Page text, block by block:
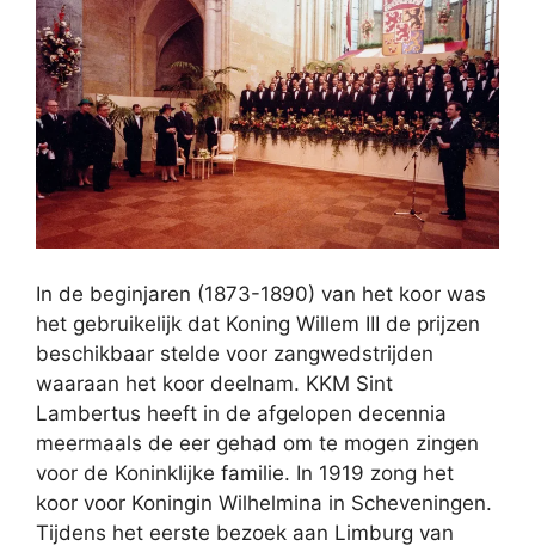
In de beginjaren (1873-1890) van het koor was
het gebruikelijk dat Koning Willem III de prijzen
beschikbaar stelde voor zangwedstrijden
waaraan het koor deelnam. KKM Sint
Lambertus heeft in de afgelopen decennia
meermaals de eer gehad om te mogen zingen
voor de Koninklijke familie. In 1919 zong het
koor voor Koningin Wilhelmina in Scheveningen.
Tijdens het eerste bezoek aan Limburg van